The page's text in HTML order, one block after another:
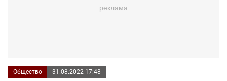
Общество 31.08.2022 17:48